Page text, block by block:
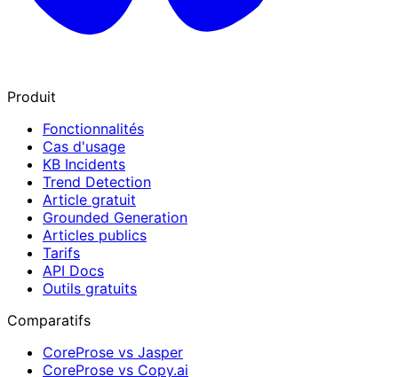
Produit
Fonctionnalités
Cas d'usage
KB Incidents
Trend Detection
Article gratuit
Grounded Generation
Articles publics
Tarifs
API Docs
Outils gratuits
Comparatifs
CoreProse vs Jasper
CoreProse vs Copy.ai